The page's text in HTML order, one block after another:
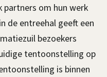
)
x
t
e
r
n
k
i
s
e
x
partners om hun werk
de entreehal geeft een
bezoekers
tentoonstelling op
is binnen